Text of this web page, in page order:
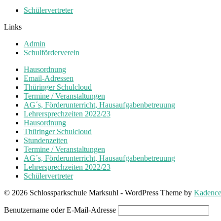
Schülervertreter
Links
Admin
Schulförderverein
Hausordnung
Email-Adressen
Thüringer Schulcloud
Termine / Veranstaltungen
AG´s, Förderunterricht, Hausaufgabenbetreuung
Lehrersprechzeiten 2022/23
Hausordnung
Thüringer Schulcloud
Stundenzeiten
Termine / Veranstaltungen
AG´s, Förderunterricht, Hausaufgabenbetreuung
Lehrersprechzeiten 2022/23
Schülervertreter
© 2026 Schlossparkschule Marksuhl - WordPress Theme by
Benutzername oder E-Mail-Adresse